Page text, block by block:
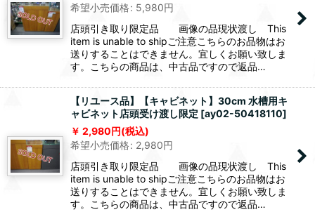
希望小売価格: 5,980円
店頭引き取り限定品 画像の品現状渡し This
item is unable to shipご注意こちらのお品物はお
送りすることはできません。宜しくお願い致しま
す。こちらの商品は、中古品ですので返品…
【リユース品】【キャビネット】30cm 水槽用キ
ャビネット店頭受け渡し限定 [ay02-50418110]
2,980円(税込)
希望小売価格: 2,980円
店頭引き取り限定品 画像の品現状渡し This
item is unable to shipご注意こちらのお品物はお
送りすることはできません。宜しくお願い致しま
す。こちらの商品は、中古品ですので返品…